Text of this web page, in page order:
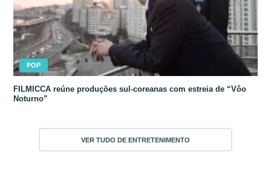
POP
FILMICCA reúne produções sul-coreanas com estreia de “Vôo
Noturno”
VER TUDO DE ENTRETENIMENTO